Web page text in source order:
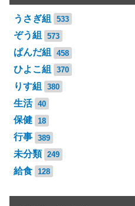
うさぎ組 533
ぞう組 573
ぱんだ組 458
ひよこ組 370
りす組 380
生活 40
保健 18
行事 389
未分類 249
給食 128